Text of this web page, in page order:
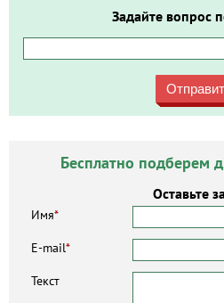
Задайте вопрос
Бесплатно подберем
Оставьте
Имя*
E-mail*
Текст